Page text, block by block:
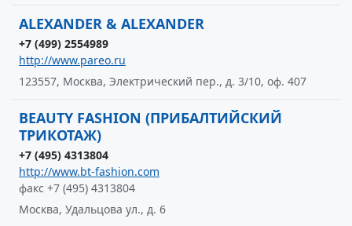
ALEXANDER & ALEXANDER
+7 (499) 2554989
http://www.pareo.ru
123557, Москва, Электрический пер., д. 3/10, оф. 407
BEAUTY FASHION (ПРИБАЛТИЙСКИЙ
ТРИКОТАЖ)
+7 (495) 4313804
http://www.bt-fashion.com
факс +7 (495) 4313804
Москва, Удальцова ул., д. 6